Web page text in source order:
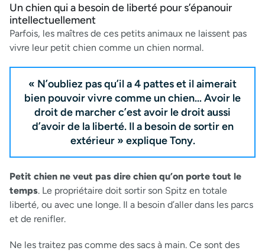
Un chien qui a besoin de liberté pour s’épanouir
intellectuellement
Parfois, les maîtres de ces petits animaux ne laissent pas
vivre leur petit chien comme un chien normal.
« N’oubliez pas qu’il a 4 pattes et il aimerait
bien pouvoir vivre comme un chien… Avoir le
droit de marcher c’est avoir le droit aussi
d’avoir de la liberté. Il a besoin de sortir en
extérieur » explique Tony.
Petit chien ne veut pas dire chien qu’on porte tout le
temps. Le propriétaire doit sortir son Spitz en totale
liberté, ou avec une longe. Il a besoin d’aller dans les parcs
et de renifler.
Ne les traitez pas comme des sacs à main. Ce sont des